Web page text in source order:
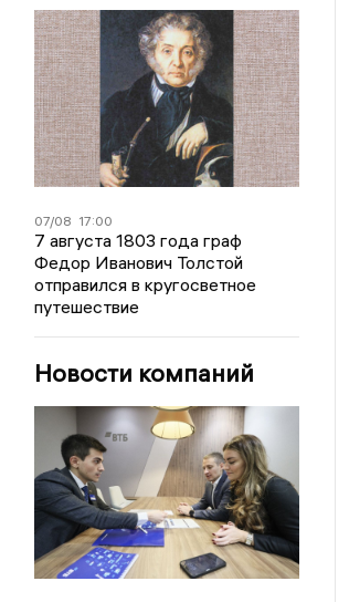
07/08 17:00
7 августа 1803 года граф
Федор Иванович Толстой
отправился в кругосветное
путешествие
Новости компаний